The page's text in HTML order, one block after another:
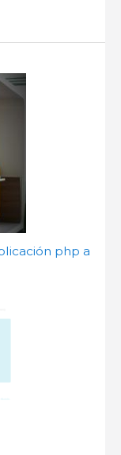
php a